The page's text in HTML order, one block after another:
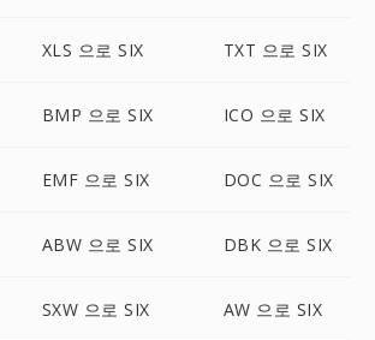
XLS 으로 SIX TXT 으로 SIX
BMP 으로 SIX ICO 으로 SIX
EMF 으로 SIX DOC 으로 SIX
ABW 으로 SIX DBK 으로 SIX
SXW 으로 SIX AW 으로 SIX